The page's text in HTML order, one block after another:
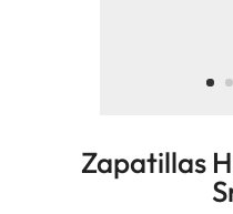
Zapatillas